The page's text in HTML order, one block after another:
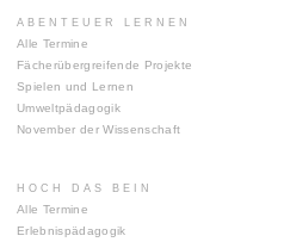
ABENTEUER LERNEN
Alle Termine
Fächerübergreifende Projekte
Spielen und Lernen
Umweltpädagogik
November der Wissenschaft
HOCH DAS BEIN
Alle Termine
Erlebnispädagogik